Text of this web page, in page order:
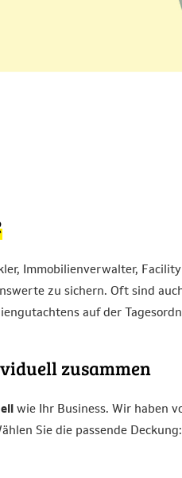
Immobilienverwalter,
zu sichern. Oft sind
auf der
zusammen
wie Ihr Business. Wir haben
Sie die passende